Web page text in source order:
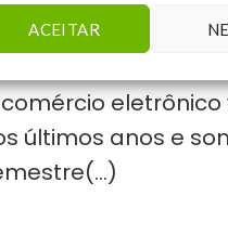
ACEITAR
tendências e
para 2018!
últimos anos e